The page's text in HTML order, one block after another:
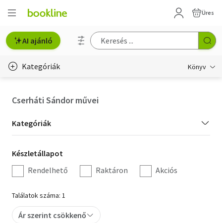
Üres
AI ajánló
Kategóriák Könyv
Hobbi, szabadidő
Irodalom
Művészet
Szakkönyv
Cserháti Sándor művei
Kategória
szűrés
Kategóriák
Készletállapot
szűrés
Készletállapot
Rendelhető
Raktáron Akciós
Találatok száma: 1
Ár szerint csökkenő